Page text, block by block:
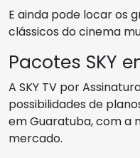
E ainda pode locar os
clássicos do cinema
Pacotes SKY
A SKY TV por
possibilidades de
em Guaratuba, com a
mercado.